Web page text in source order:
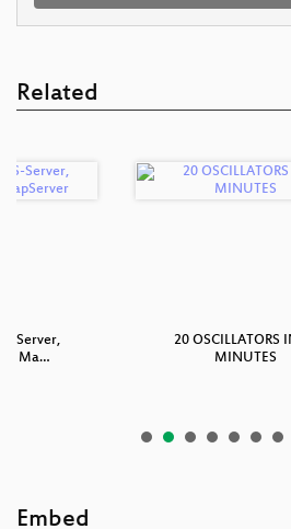
Related
Server,
Ma…
20 OSCILLATORS
MINUTES
Embed